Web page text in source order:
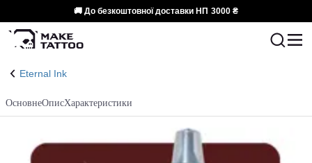
🚚 До безкоштовної доставки НП 3000 ₴
Eternal Ink
ОсновнеОписХарактеристики